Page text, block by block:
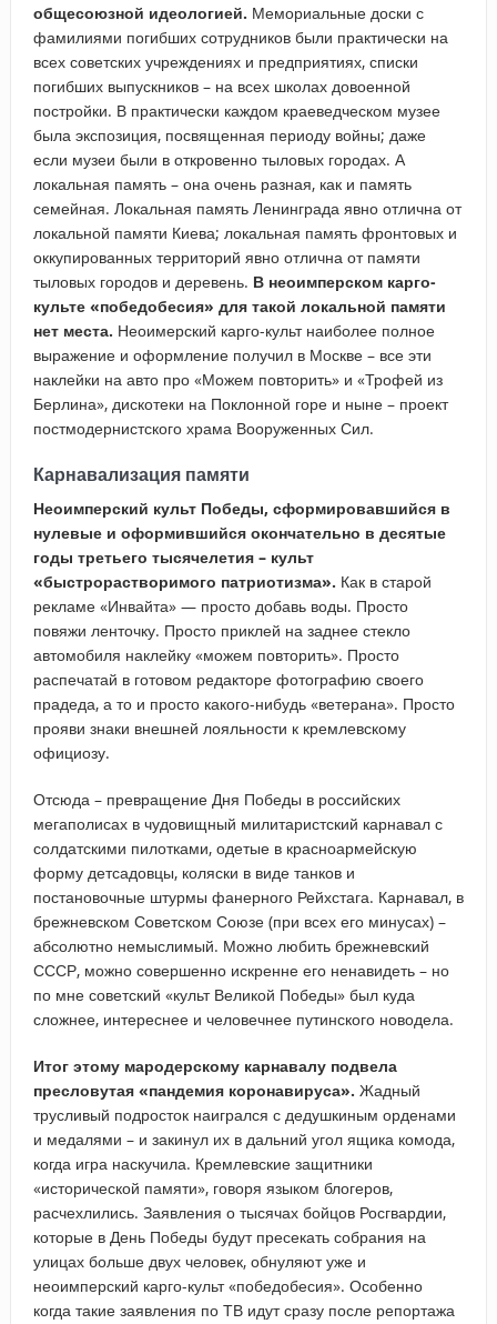
общесоюзной идеологией. Мемориальные доски с
фамилиями погибших сотрудников были практически на
всех советских учреждениях и предприятиях, списки
погибших выпускников – на всех школах довоенной
постройки. В практически каждом краеведческом музее
была экспозиция, посвященная периоду войны; даже
если музеи были в откровенно тыловых городах. А
локальная память – она очень разная, как и память
семейная. Локальная память Ленинграда явно отлична от
локальной памяти Киева; локальная память фронтовых и
оккупированных территорий явно отлична от памяти
тыловых городов и деревень. В неоимперском карго-
культе «победобесия» для такой локальной памяти
нет места. Неоимерский карго-культ наиболее полное
выражение и оформление получил в Москве – все эти
наклейки на авто про «Можем повторить» и «Трофей из
Берлина», дискотеки на Поклонной горе и ныне – проект
постмодернистского храма Вооруженных Сил.
Карнавализация памяти
Неоимперский культ Победы, сформировавшийся в
нулевые и оформившийся окончательно в десятые
годы третьего тысячелетия – культ
«быстрорастворимого патриотизма». Как в старой
рекламе «Инвайта» — просто добавь воды. Просто
повяжи ленточку. Просто приклей на заднее стекло
автомобиля наклейку «можем повторить». Просто
распечатай в готовом редакторе фотографию своего
прадеда, а то и просто какого-нибудь «ветерана». Просто
прояви знаки внешней лояльности к кремлевскому
официозу.
Отсюда – превращение Дня Победы в российских
мегаполисах в чудовищный милитаристский карнавал с
солдатскими пилотками, одетые в красноармейскую
форму детсадовцы, коляски в виде танков и
постановочные штурмы фанерного Рейхстага. Карнавал, в
брежневском Советском Союзе (при всех его минусах) –
абсолютно немыслимый. Можно любить брежневский
СССР, можно совершенно искренне его ненавидеть – но
по мне советский «культ Великой Победы» был куда
сложнее, интереснее и человечнее путинского новодела.
Итог этому мародерскому карнавалу подвела
пресловутая «пандемия коронавируса». Жадный
трусливый подросток наигрался с дедушкиным орденами
и медалями – и закинул их в дальний угол ящика комода,
когда игра наскучила. Кремлевские защитники
«исторической памяти», говоря языком блогеров,
расчехлились. Заявления о тысячах бойцов Росгвардии,
которые в День Победы будут пресекать собрания на
улицах больше двух человек, обнуляют уже и
неоимперский карго-культ «победобесия». Особенно
когда такие заявления по ТВ идут сразу после репортажа